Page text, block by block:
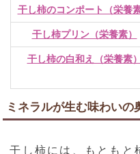
干し柿のコンポート（栄養素
干し柿プリン（栄養素）
干し柿の白和え（栄養素）
ミネラルが生む味わいの
干し柿には、もともと